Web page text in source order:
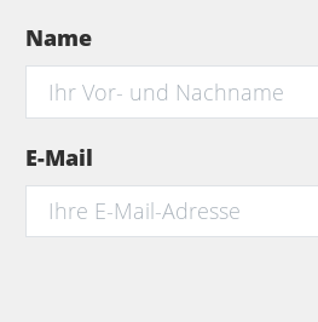
Name
E-Mail